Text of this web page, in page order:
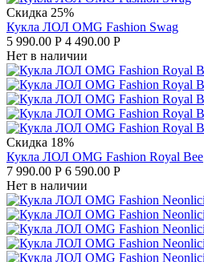
Скидка 25%
Кукла ЛОЛ OMG Fashion Swag
5 990.00 Р 4 490.00 Р
Нет в наличии
Скидка 18%
Кукла ЛОЛ OMG Fashion Royal Bee
7 990.00 Р 6 590.00 Р
Нет в наличии